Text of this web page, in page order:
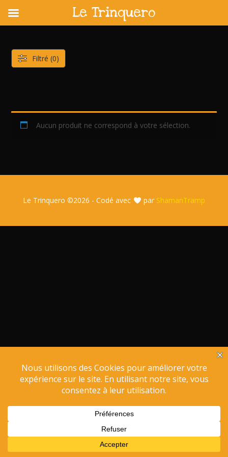
content
Aucun produit ne correspond à votre sélection.
Filtré (0)
Le Trinquero ©2026 - Codé avec par ShamanTramp
Le Trinquero